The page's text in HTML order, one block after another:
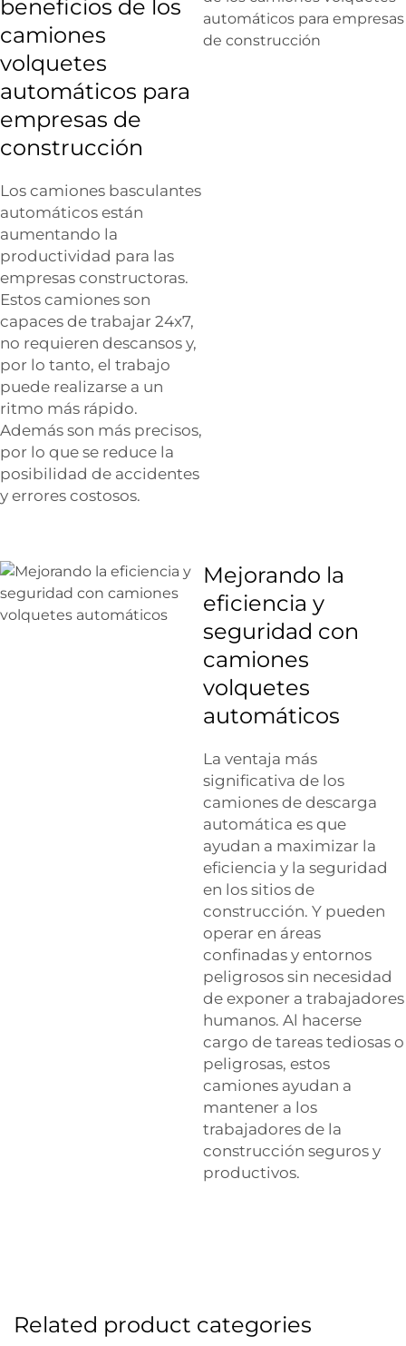
beneficios de los
camiones
volquetes
automáticos para
empresas de
construcción
Los camiones basculantes
automáticos están
aumentando la
productividad para las
empresas constructoras.
Estos camiones son
capaces de trabajar 24x7,
no requieren descansos y,
por lo tanto, el trabajo
puede realizarse a un
ritmo más rápido.
Además son más precisos,
por lo que se reduce la
posibilidad de accidentes
y errores costosos.
Mejorando la
eficiencia y
seguridad con
camiones
volquetes
automáticos
La ventaja más
significativa de los
camiones de descarga
automática es que
ayudan a maximizar la
eficiencia y la seguridad
en los sitios de
construcción. Y pueden
operar en áreas
confinadas y entornos
peligrosos sin necesidad
de exponer a trabajadores
humanos. Al hacerse
cargo de tareas tediosas o
peligrosas, estos
camiones ayudan a
mantener a los
trabajadores de la
construcción seguros y
productivos.
Related product categories